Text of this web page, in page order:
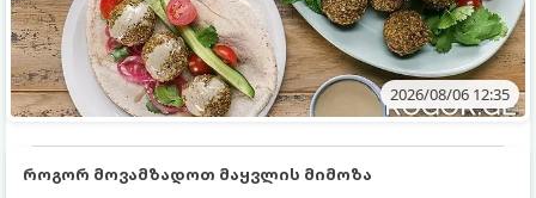
2026/08/06 12:35
როგორ მოვამზადოთ მაყვლის მიმოზა